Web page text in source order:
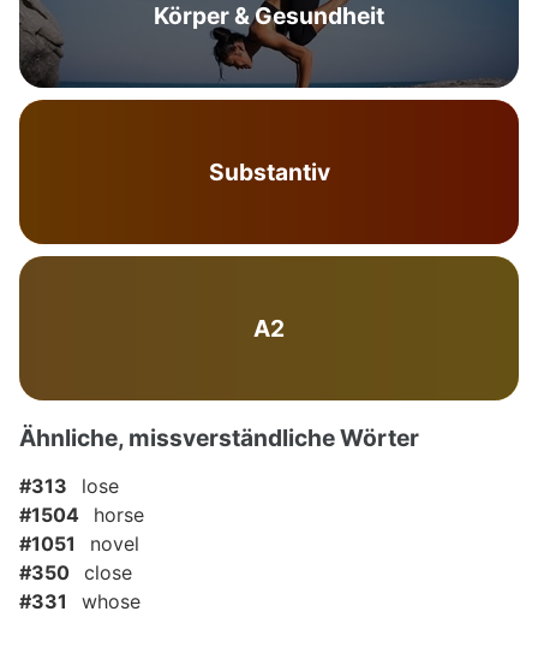
Körper & Gesundheit
Substantiv
A2
Ähnliche, missverständliche Wörter
#313
lose
#1504
horse
#1051
novel
#350 close
#331
whose